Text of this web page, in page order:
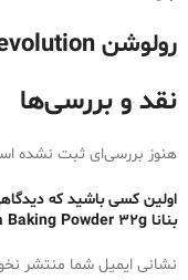
رولوشن Revolution
نقد و بررسی‌ها
هنوز بررسی‌ای ثبت نشده
اولین کسی باشید که
بنانا Revolution Banana Baking Powder 32g”
نشانی ایمیل شما منتشر